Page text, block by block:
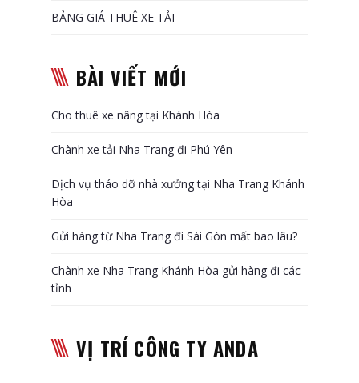
BẢNG GIÁ THUÊ XE TẢI
BÀI VIẾT MỚI
Cho thuê xe nâng tại Khánh Hòa
Chành xe tải Nha Trang đi Phú Yên
Dịch vụ tháo dỡ nhà xưởng tại Nha Trang Khánh
Hòa
Gửi hàng từ Nha Trang đi Sài Gòn mất bao lâu?
Chành xe Nha Trang Khánh Hòa gửi hàng đi các
tỉnh
VỊ TRÍ CÔNG TY ANDA